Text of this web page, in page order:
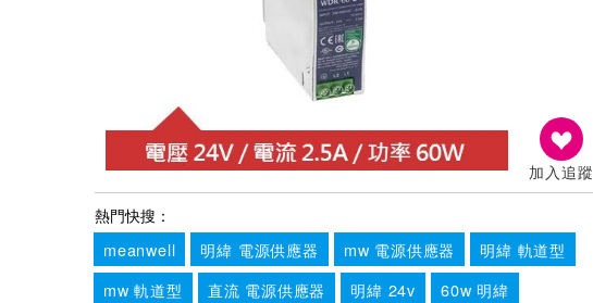
加入追蹤
熱門快搜：
meanwell
明緯 電源供應器 mw 電源供應器
明緯 軌道型
mw 軌道型
直流 電源供應器 明緯 24v
60w 明緯